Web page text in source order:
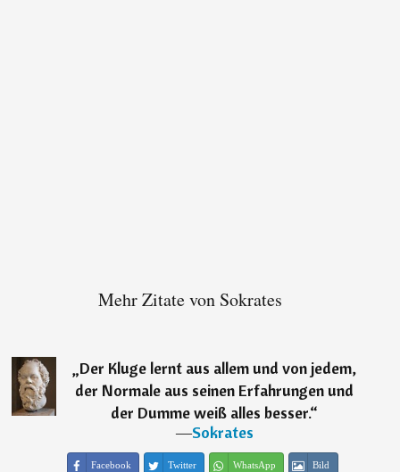
Mehr Zitate von Sokrates
„Der Kluge lernt aus allem und von jedem,
der Normale aus seinen Erfahrungen und
der Dumme weiß alles besser.“
―Sokrates
Facebook Twitter WhatsApp Bild